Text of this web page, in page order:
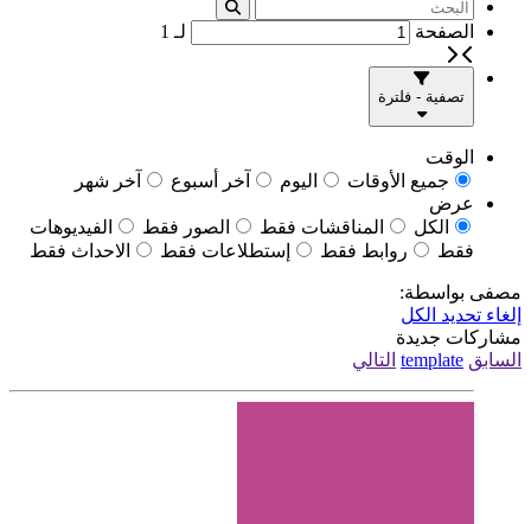
الصفحة لـ 1
تصفية - فلترة
الوقت
جميع الأوقات
اليوم آخر أسبوع
آخر شهر
عرض
الكل
المناقشات فقط الصور فقط
الفيديوهات
فقط
روابط فقط إستطلاعات فقط الاحداث فقط
مصفى بواسطة:
إلغاء تحديد الكل
مشاركات جديدة
السابق template التالي